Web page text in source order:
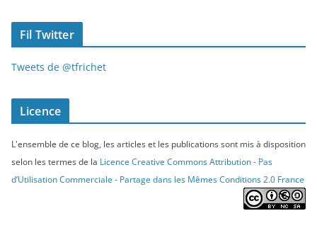
Fil Twitter
Tweets de @tfrichet
Licence
L'ensemble de ce blog, les articles et les publications sont mis à disposition
selon les termes de la Licence Creative Commons Attribution - Pas
d’Utilisation Commerciale - Partage dans les Mêmes Conditions 2.0 France